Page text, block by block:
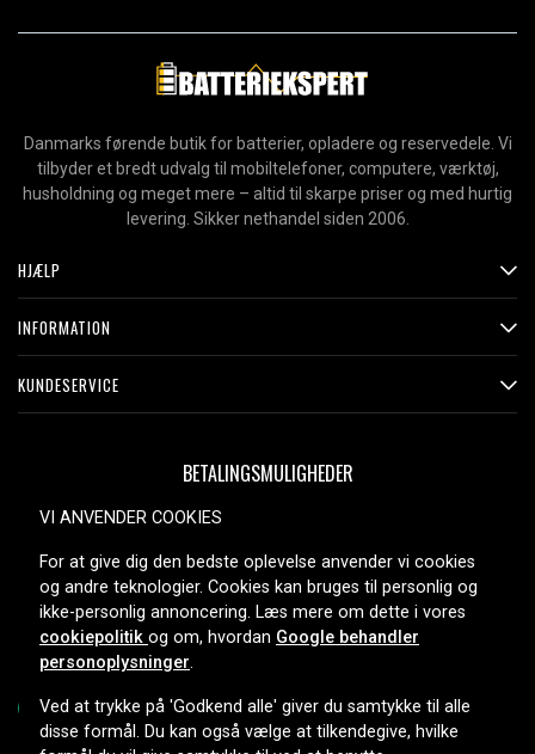
Danmarks førende butik for batterier, opladere og reservedele. Vi
tilbyder et bredt udvalg til mobiltelefoner, computere, værktøj,
husholdning og meget mere – altid til skarpe priser og med hurtig
levering. Sikker nethandel siden 2006.
HJÆLP
INFORMATION
KUNDESERVICE
BETALINGSMULIGHEDER
LEVERINGSMULIGHEDER
VI ANVENDER COOKIES
For at give dig den bedste oplevelse anvender vi cookies
og andre teknologier. Cookies kan bruges til personlig og
ikke-personlig annoncering. Læs mere om dette i vores
cookiepolitik og om, hvordan Google behandler
personoplysninger.
Ved at trykke på 'Godkend alle' giver du samtykke til alle
disse formål. Du kan også vælge at tilkendegive, hvilke